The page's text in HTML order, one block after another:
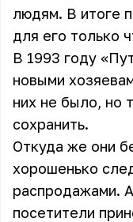
людям. В итоге
для его только
В 1993 году
новыми
них не было, но
сохранить.
Откуда же они
хорошенько
распродажами.
посетители